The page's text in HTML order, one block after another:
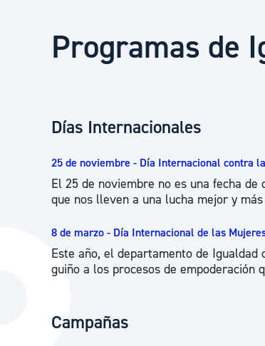
Participación ciudadana y
Deporte
La ciudad ahora
Programas de
Días Internacionales
25 de noviembre - Día Internacional contra
El 25 de noviembre no es una fecha
que nos lleven a una lucha mejor y
8 de marzo - Día Internacional de las
Este año, el departamento de
guiño a los procesos de empoderación
Campañas